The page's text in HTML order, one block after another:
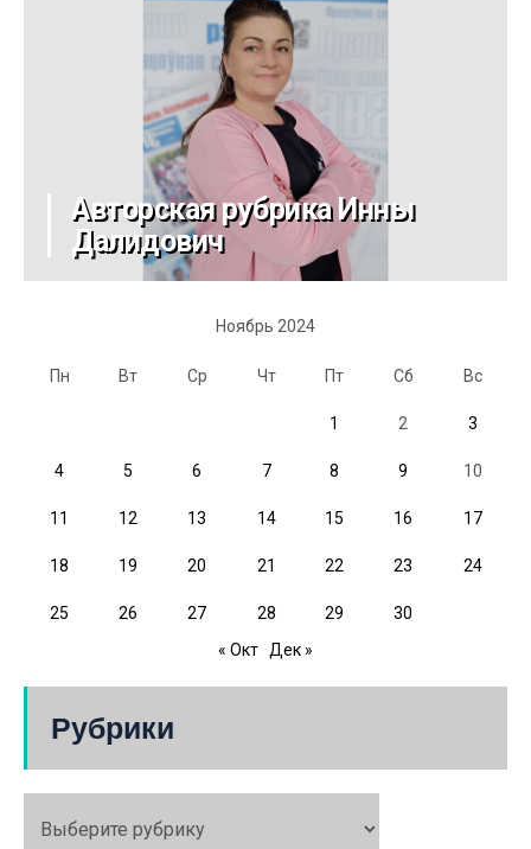
Авторская рубрика Инны
Далидович
Ноябрь 2024
Пн Вт Ср Чт Пт Сб Вс
1 2 3
4 5 6 7 8 9 10
11 12 13 14 15 16 17
18 19 20 21 22 23 24
25 26 27 28 29
30
« Окт Дек »
Рубрики